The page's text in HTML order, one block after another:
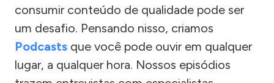
consumir conteúdo de qualidade pode ser
um desafio. Pensando nisso, criamos
Podcasts que você pode ouvir em qualquer
lugar, a qualquer hora. Nossos episódios